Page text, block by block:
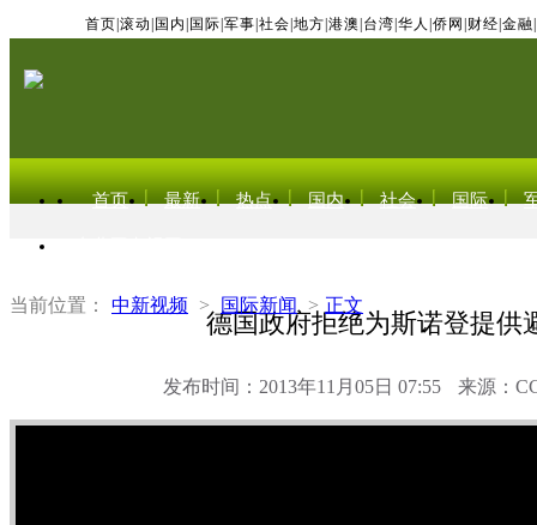
首页 滚动 国内 国际 军事 社会 地方 港澳 台湾 华人 侨网 财经 金融
首页 最新 热点 国内 社会 国际
当前位置： 中新视频 > 国际新闻 > 正文
德国政府拒绝为斯诺登提供
发布时间：2013年11月05日 07:55 来源：